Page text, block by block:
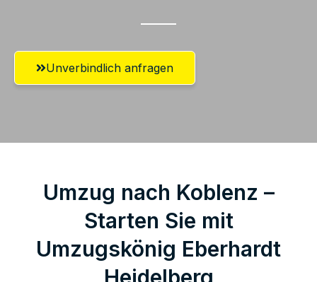
Unverbindlich anfragen
Umzug nach Koblenz –
Starten Sie mit
Umzugskönig Eberhardt